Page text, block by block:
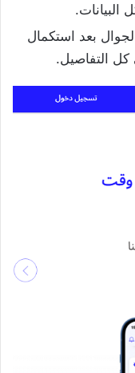
بعد استكمال
التفاصيل.